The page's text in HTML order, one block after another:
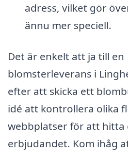
adress, vilket gör
ännu mer speciell.
Det är enkelt att ja till en
blomsterleverans i
efter att skicka ett
idé att kontrollera olika
webbplatser för att hitta
erbjudandet. Kom ihåg